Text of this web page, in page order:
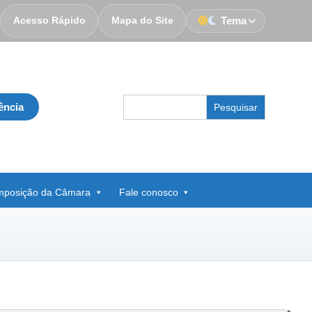
Acesso Rápido Mapa do Site Tema
for:
da Câmara Fale conosco